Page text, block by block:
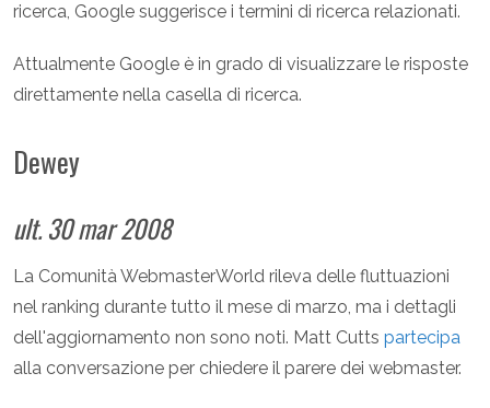
ricerca, Google suggerisce i termini di ricerca relazionati.
Attualmente Google è in grado di visualizzare le risposte
direttamente nella casella di ricerca.
Dewey
ult. 30 mar 2008
La Comunità WebmasterWorld rileva delle fluttuazioni
nel ranking durante tutto il mese di marzo, ma i dettagli
dell'aggiornamento non sono noti. Matt Cutts partecipa
alla conversazione per chiedere il parere dei webmaster.